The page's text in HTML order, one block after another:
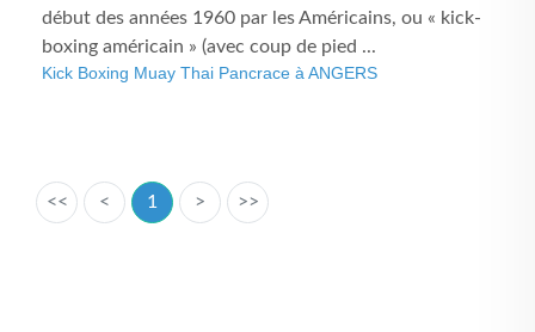
début des années 1960 par les Américains, ou « kick-
boxing américain » (avec coup de pied ...
Kick Boxing Muay Thai Pancrace à ANGERS
<< < 1 > >>